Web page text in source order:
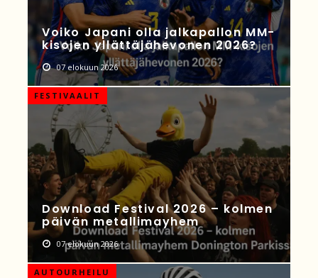
Voiko Japani olla jalkapallon MM-
kisojen yllättäjähevonen 2026?
07 elokuun 2026
FESTIVAALIT
Download Festival 2026 – kolmen
päivän metallimayhem
07 elokuun 2026
AUTOURHEILU